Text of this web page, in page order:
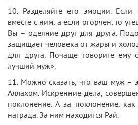
10. Разделяйте его эмоции.
вместе с ним, а если огорчен, то
Вы – одеяние друг для друга.
защищает человека от жары и
для друга. Почаще говорите
лучший муж».
11. Можно сказать, что ваш муж –
Аллахом. Искренние дела,
поклонение. А за поклонение,
награда. За ним находится Рай.